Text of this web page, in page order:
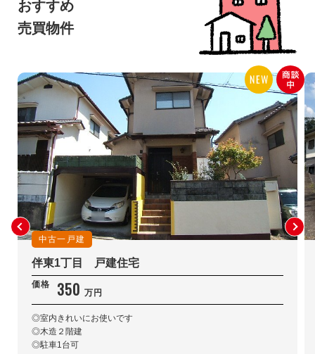
おすすめ
売買物件
中古一戸建
伴東1丁目 戸建住宅
価格 350 万円
◎室内きれいにお使いです
◎木造２階建
◎駐車1台可